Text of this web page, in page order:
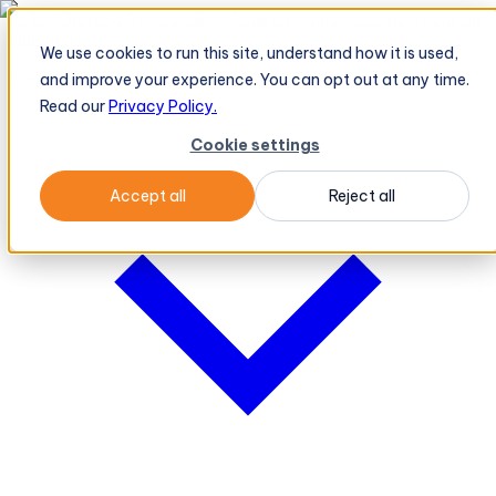
We use cookies to run this site, understand how it is used,
and improve your experience. You can opt out at any time.
Read ourPrivacy Policy.
Cookie settings
Accept all Reject all
El TeleOrder AI Agent de BeatRoute toma un pedido en vivo de un
PlataformaPlataforma